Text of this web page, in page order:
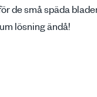
de små späda
lösning ändå!